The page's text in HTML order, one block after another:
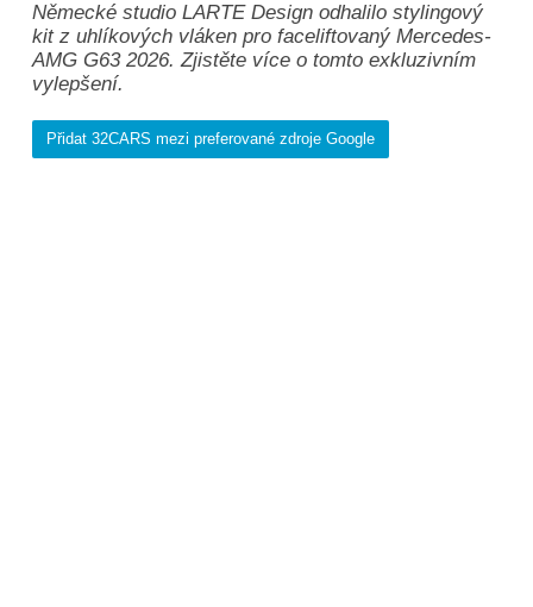
Německé studio LARTE Design odhalilo stylingový
kit z uhlíkových vláken pro faceliftovaný Mercedes-
AMG G63 2026. Zjistěte více o tomto exkluzivním
vylepšení.
Přidat 32CARS mezi preferované zdroje Google